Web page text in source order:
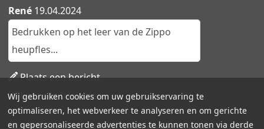
René 19.04.2024
Bedrukken op het leer van de Zippo
heupfles...
Plaats een bericht
Lees alle berichten
Wij gebruiken cookies om uw gebruikservaring te
optimaliseren, het webverkeer te analyseren en om gerichte
en gepersonaliseerde advertenties te kunnen tonen via derde